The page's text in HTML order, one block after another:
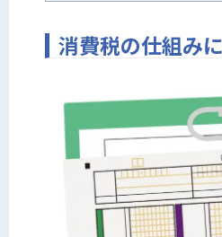
消費税の仕組み